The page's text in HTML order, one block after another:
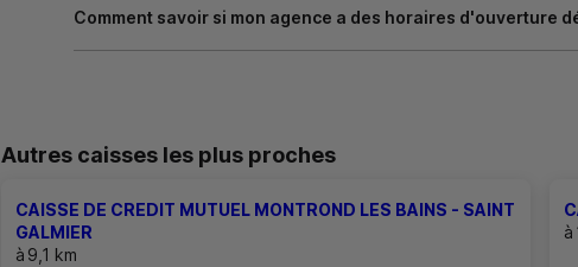
Comment savoir si mon agence a des horaires d'ouverture
Autres caisses les plus proches
CAISSE DE CREDIT MUTUEL MONTROND LES BAINS - SAINT
GALMIER
à 9,1 km
à